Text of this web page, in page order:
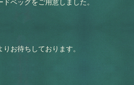
ベッグをご用意しました。
お待ちしております。